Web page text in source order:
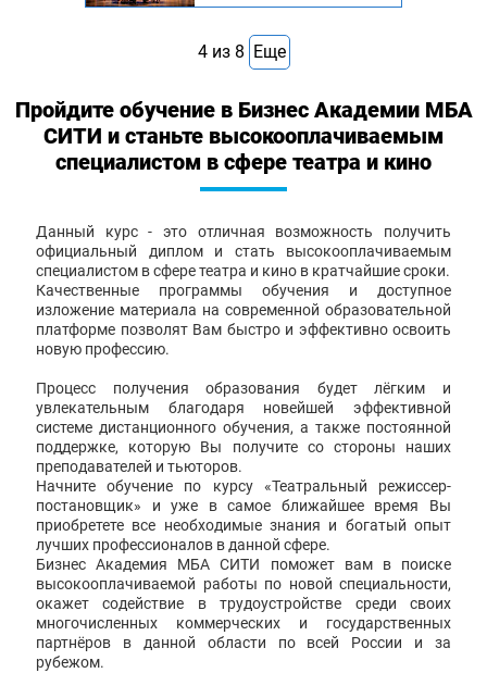
4из 8 Еще
Пройдите обучение в Бизнес Академии МБА
СИТИ и станьте высокооплачиваемым
специалистом в сфере театра и кино
Данный курс - это отличная возможность получить
официальный диплом и стать высокооплачиваемым
специалистом в сфере театра и кино в кратчайшие сроки.
Качественные программы обучения и доступное
изложение материала на современной образовательной
платформе позволят Вам быстро и эффективно освоить
новую профессию.
Процесс получения образования будет лёгким и
увлекательным благодаря новейшей эффективной
системе дистанционного обучения, а также постоянной
поддержке, которую Вы получите со стороны наших
преподавателей и тьюторов.
Начните обучение по курсу «Театральный режиссер-
постановщик» и уже в самое ближайшее время Вы
приобретете все необходимые знания и богатый опыт
лучших профессионалов в данной сфере.
Бизнес Академия МБА СИТИ поможет вам в поиске
высокооплачиваемой работы по новой специальности,
окажет содействие в трудоустройстве среди своих
многочисленных коммерческих и государственных
партнёров в данной области по всей России и за
рубежом.